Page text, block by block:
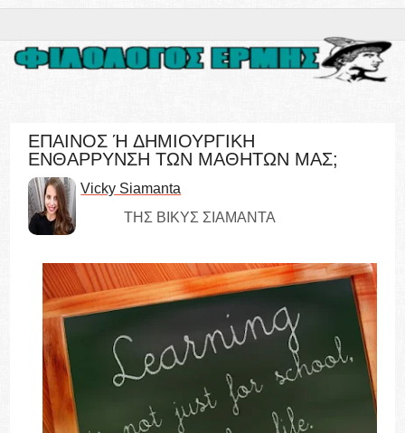
ΕΠΑΙΝΟΣ Ή ΔΗΜΙΟΥΡΓΙΚΗ
ΕΝΘΑΡΡΥΝΣΗ ΤΩΝ ΜΑΘΗΤΩΝ ΜΑΣ;
Vicky Siamanta
ΤΗΣ ΒΙΚΥΣ ΣΙΑΜΑΝΤΑ